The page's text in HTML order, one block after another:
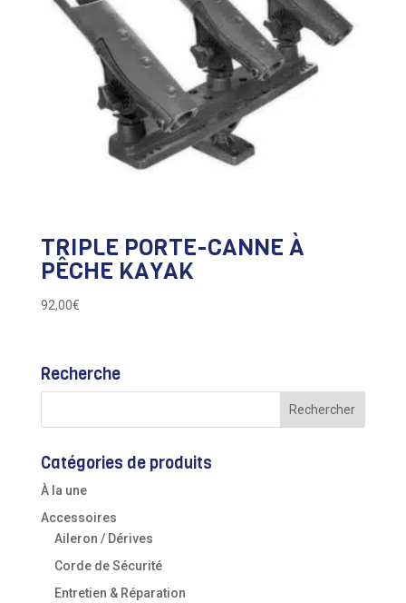
TRIPLE PORTE-CANNE À
PÊCHE KAYAK
92,00€
Recherche
Catégories de produits
À la une
Accessoires
Aileron / Dérives
Corde de Sécurité
Entretien & Réparation